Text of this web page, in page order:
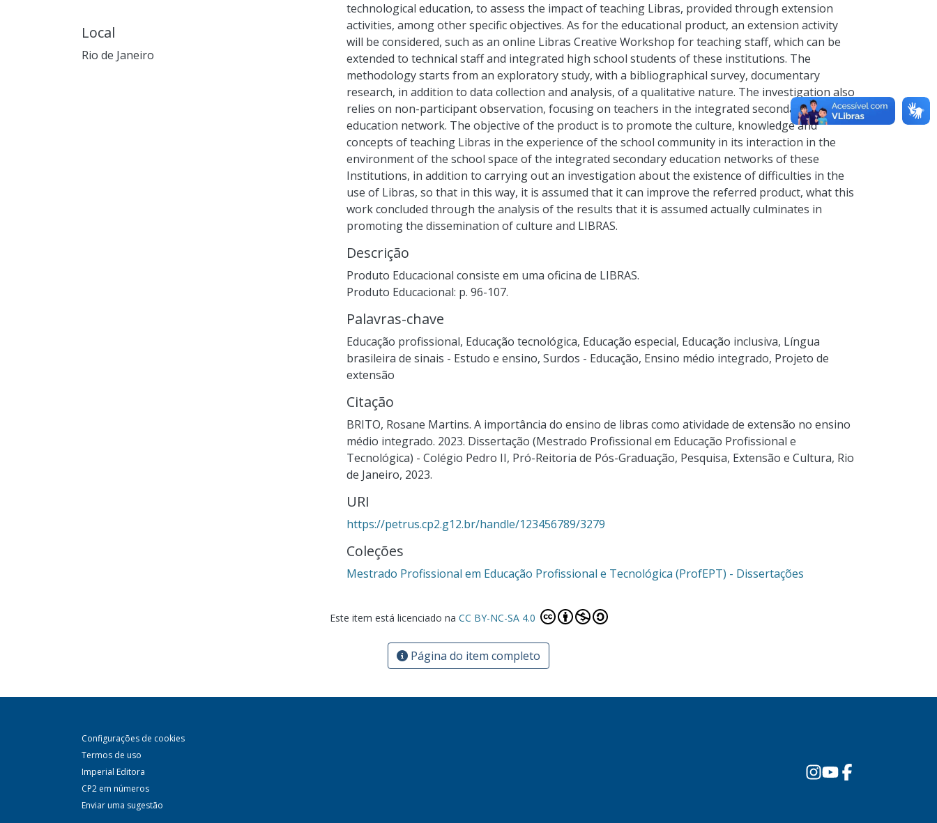
Local
Rio de Janeiro
technological education, to assess the impact of teaching Libras, provided through extension
activities, among other specific objectives. As for the educational product, an extension activity
will be considered, such as an online Libras Creative Workshop for teaching staff, which can be
extended to technical staff and integrated high school students of these institutions. The
methodology starts from an exploratory study, with a bibliographical survey, documentary
research, in addition to data collection and analysis, of a qualitative nature. The investigation also
relies on non-participant observation, focusing on teachers in the integrated secondary
education network. The objective of the product is to promote the culture, knowledge and
concepts of teaching Libras in the experience of the school community in its interaction in the
environment of the school space of the integrated secondary education networks of these
Institutions, in addition to carrying out an investigation about the existence of difficulties in the
use of Libras, so that in this way, it is assumed that it can improve the referred product, what this
work concluded through the analysis of the results that it is assumed actually culminates in
promoting the dissemination of culture and LIBRAS.
Descrição
Produto Educacional consiste em uma oficina de LIBRAS.
Produto Educacional: p. 96-107.
Palavras-chave
Educação profissional, Educação tecnológica, Educação especial, Educação inclusiva, Língua
brasileira de sinais - Estudo e ensino, Surdos - Educação, Ensino médio integrado, Projeto de
extensão
Citação
BRITO, Rosane Martins. A importância do ensino de libras como atividade de extensão no ensino
médio integrado. 2023. Dissertação (Mestrado Profissional em Educação Profissional e
Tecnológica) - Colégio Pedro II, Pró-Reitoria de Pós-Graduação, Pesquisa, Extensão e Cultura, Rio
de Janeiro, 2023.
URI
https://petrus.cp2.g12.br/handle/123456789/3279
Coleções
Mestrado Profissional em Educação Profissional e Tecnológica (ProfEPT) - Dissertações
Este item está licenciado na CC BY-NC-SA 4.0
Página do item completo
Configurações de cookies
Termos de uso
Imperial Editora
CP2 em números
Enviar uma sugestão